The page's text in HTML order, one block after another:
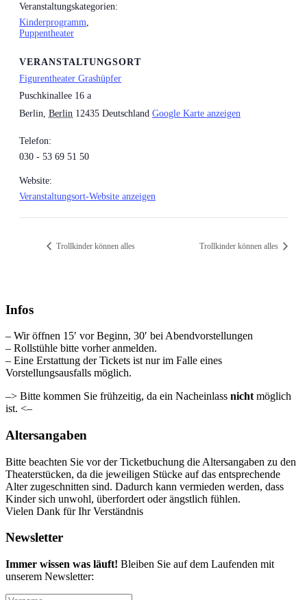
Veranstaltungskategorien:
Kinderprogramm,
Puppentheater
VERANSTALTUNGSORT
Figurentheater Grashüpfer
Puschkinallee 16 a
Berlin Berlin 12435 Deutschland Google Karte anzeigen
Telefon:
030 - 53 69 51 50
Website:
Veranstaltungsort-Website anzeigen
Trollkinder können alles Trollkinder können alles
Infos
– Wir öffnen 15′ vor Beginn, 30′ bei Abendvorstellungen
– Rollstühle bitte vorher anmelden.
– Eine Erstattung der Tickets ist nur im Falle eines
Vorstellungsausfalls möglich.
–> Bitte kommen Sie frühzeitig, da ein Nacheinlass nicht möglich
ist. <–
Altersangaben
Bitte beachten Sie vor der Ticketbuchung die Altersangaben zu den
Theaterstücken, da die jeweiligen Stücke auf das entsprechende
Alter zugeschnitten sind. Dadurch kann vermieden werden, dass
Kinder sich unwohl, überfordert oder ängstlich fühlen.
Vielen Dank für Ihr Verständnis
Newsletter
Immer wissen was läuft! Bleiben Sie auf dem Laufenden mit
unserem Newsletter: